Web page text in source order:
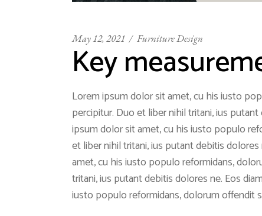
May 12, 2021 Furniture Design
Key
Lorem ipsum dolor sit amet, cu his iusto
percipitur. Duo et liber nihil tritani, ius
ipsum dolor sit amet, cu his iusto populo
et liber nihil tritani, ius putant debitis
amet, cu his iusto populo reformidans,
tritani, ius putant debitis dolores ne. Eos
iusto populo reformidans, dolorum offendit